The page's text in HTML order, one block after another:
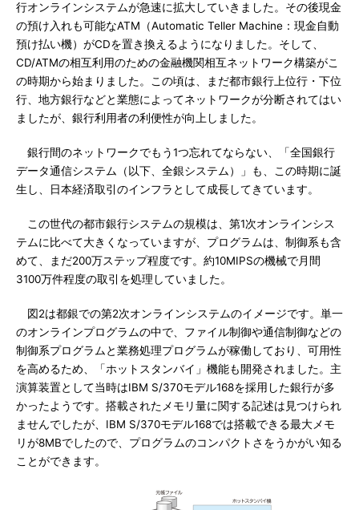
行オンラインシステムが急速に拡大していきました。その後現金
の預け入れも可能なATM（Automatic Teller Machine：現金自動
預け払い機）がCDを置き換えるようになりました。そして、
CD/ATMの相互利用のための金融機関相互ネットワーク構築がこ
の時期から始まりました。この頃は、まだ都市銀行上位行・下位
行、地方銀行などと業態によってネットワークが分断されてはい
ましたが、銀行利用者の利便性が向上しました。
銀行間のネットワークでもう1つ忘れてならない、「全国銀行
データ通信システム（以下、全銀システム）」も、この時期に誕
生し、日本経済取引のインフラとして成長してきています。
この世代の都市銀行システムの規模は、第1次オンラインシス
テムに比べて大きくなっていますが、プログラムは、制御系も含
めて、まだ200万ステップ程度です。約10MIPSの機械で月間
3100万件程度の取引を処理していました。
図2は都銀での第2次オンラインシステムのイメージです。単一
のオンラインプログラムの中で、ファイル制御や通信制御などの
制御系プログラムと業務処理プログラムが稼働しており、可用性
を高めるため、「ホットスタンバイ」機能も開発されました。主
演算装置として当時はIBM S/370モデル168を採用した銀行が多
かったようです。搭載されたメモリ量に関する記述は見つけられ
ませんでしたが、IBM S/370モデル168では搭載できる最大メモ
リが8MBでしたので、プログラムのコンパクトさをうかがい知る
ことができます。